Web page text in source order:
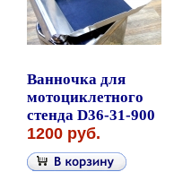
Ванночка для
мотоциклетного
стенда D36-31-900
1200 руб.